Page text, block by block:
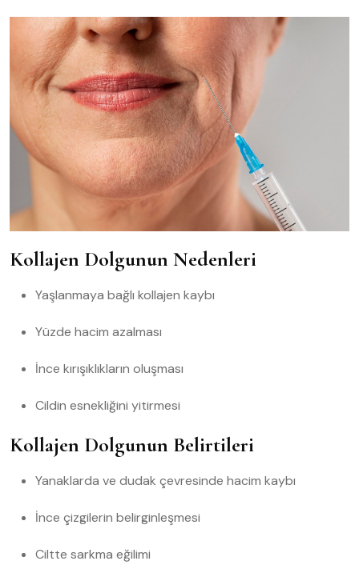
Kollajen Dolgunun Nedenleri
Yaşlanmaya bağlı kollajen kaybı
Yüzde hacim azalması
İnce kırışıklıkların oluşması
Cildin esnekliğini yitirmesi
Kollajen Dolgunun Belirtileri
Yanaklarda ve dudak çevresinde hacim kaybı
İnce çizgilerin belirginleşmesi
Ciltte sarkma eğilimi